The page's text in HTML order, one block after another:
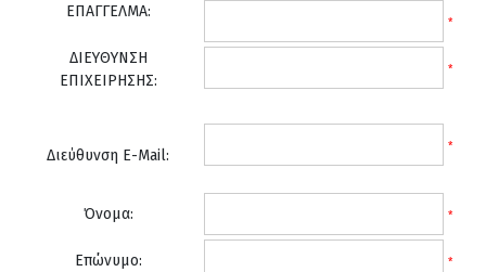
ΕΠΑΓΓΕΛΜΑ:
*
ΔΙΕΥΘΥΝΣΗ
ΕΠΙΧΕΙΡΗΣΗΣ:
*
Διεύθυνση E-Mail: *
Όνομα: *
Επώνυμο: *